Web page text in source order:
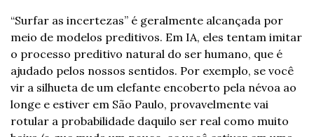
“Surfar as incertezas” é geralmente alcançada por
meio de modelos preditivos. Em IA, eles tentam imitar
o processo preditivo natural do ser humano, que é
ajudado pelos nossos sentidos. Por exemplo, se você
vir a silhueta de um elefante encoberto pela névoa ao
longe e estiver em São Paulo, provavelmente vai
rotular a probabilidade daquilo ser real como muito